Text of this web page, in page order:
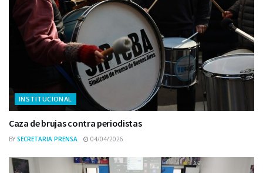
INSTITUCIONAL
Caza de brujas contra periodistas
BY SECRETARIA PRENSA 04/04/2026